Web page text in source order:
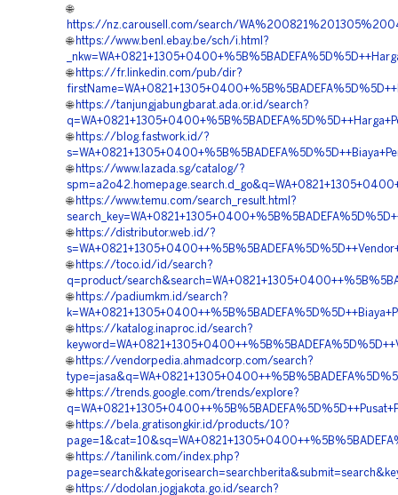
🌐
https://nz.carousell.com/search/
🌐 https://www.benl.ebay.be/sch/i.html?
🌐 https://fr.linkedin.com/pub/dir?
🌐 https://tanjungjabungbarat.ada.or.id/search?
🌐 https://blog.fastwork.id/?
🌐 https://www.lazada.sg/catalog/?
🌐 https://www.temu.com/search_result.html?
🌐 https://distributor.web.id/?
🌐 https://toco.id/id/search?
q=product/
🌐 https://padiumkm.id/search?
🌐 https://katalog.inaproc.id/search?
🌐 https://vendorpedia.ahmadcorp.com/search?
🌐 https://trends.google.com/trends/explore?
🌐 https://bela.gratisongkir.id/products/10?
🌐 https://tanilink.com/index.php?
🌐 https://dodolan.jogjakota.go.id/search?